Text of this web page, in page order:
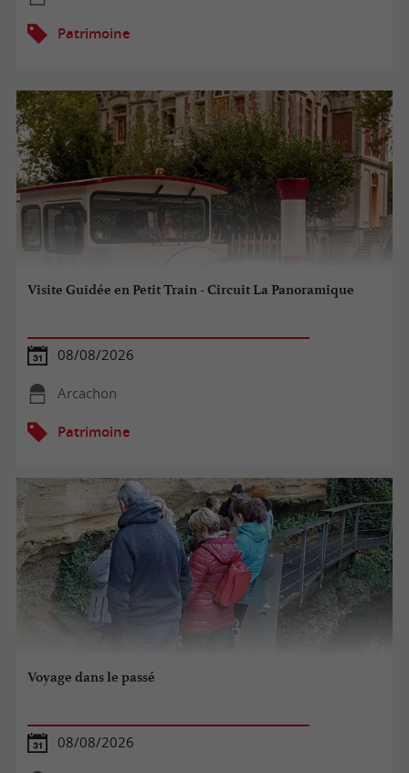
Patrimoine
Visite Guidée en Petit Train - Circuit La Panoramique
08/08/2026
Arcachon
Patrimoine
Voyage dans le passé
08/08/2026